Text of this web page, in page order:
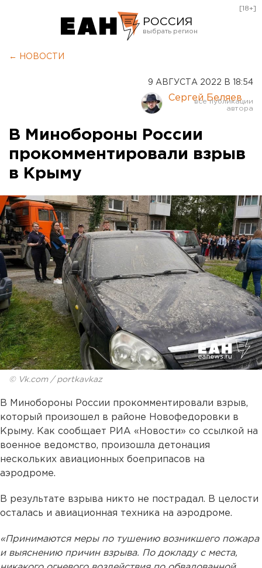
РОССИЯ
Курган
Оренбург
[18+]
← НОВОСТИ
9 АВГУСТА 2022 В 18:54
Сергей Беляев
В Минобороны России
прокомментировали взрыв
в Крыму
© Vk.com / portkavkaz
В Минобороны России прокомментировали взрыв,
который произошел в районе Новофедоровки в
Крыму. Как сообщает РИА «Новости» со ссылкой на
военное ведомство, произошла детонация
нескольких авиационных боеприпасов на
аэродроме.
В результате взрыва никто не пострадал. В целости
осталась и авиационная техника на аэродроме.
«Принимаются меры по тушению возникшего пожара
и выяснению причин взрыва. По докладу с места,